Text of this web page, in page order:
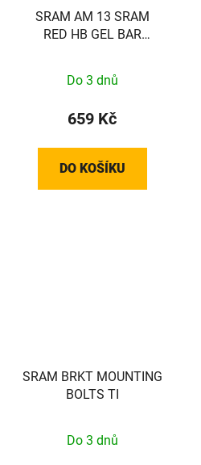
SRAM AM 13 SRAM
RED HB GEL BAR
Do 3 dnů
659 Kč
DO KOŠÍKU
SRAM BRKT MOUNTING
BOLTS TI
Do 3 dnů